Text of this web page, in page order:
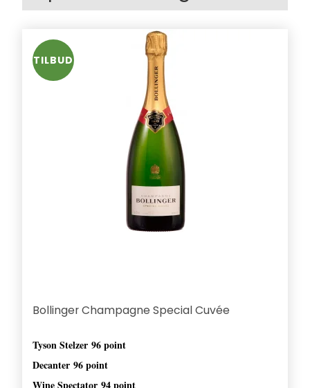
TILBUD
Bollinger Champagne Special Cuvée
Tyson Stelzer 96 point
Decanter 96 point
Wine Spectator 94 point